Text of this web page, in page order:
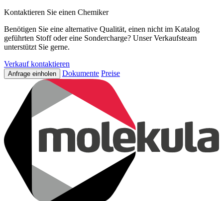
Kontaktieren Sie einen Chemiker
Benötigen Sie eine alternative Qualität, einen nicht im Katalog
geführten Stoff oder eine Sondercharge? Unser Verkaufsteam
unterstützt Sie gerne.
Verkauf kontaktieren
Anfrage einholen Dokumente Preise